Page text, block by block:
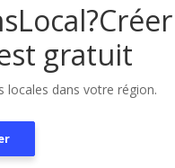
Créer
gratuit
locales dans votre région.